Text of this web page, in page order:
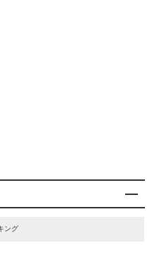
ング